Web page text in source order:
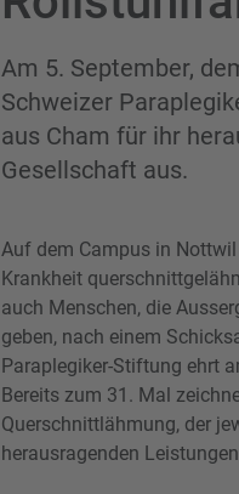
Am 5. September,
Schweizer
aus Cham für ihr
Gesellschaft aus.
Auf dem Campus in
Krankheit
auch Menschen, die
geben, nach einem
Paraplegiker-Stiftung ehrt
Bereits zum 31. Mal
Querschnittlähmung, der
herausragenden